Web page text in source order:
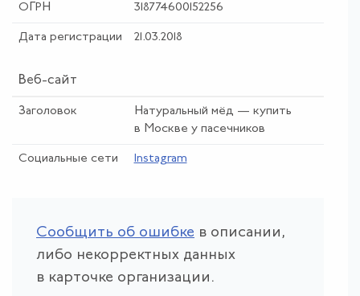
ОГРН 318774600152256
Дата регистрации 21.03.2018
Веб-сайт
Заголовок
Натуральный мёд — купить
в Москве у пасечников
Социальные сети Instagram
Сообщить об ошибке в описании,
либо некорректных данных
в карточке организации.